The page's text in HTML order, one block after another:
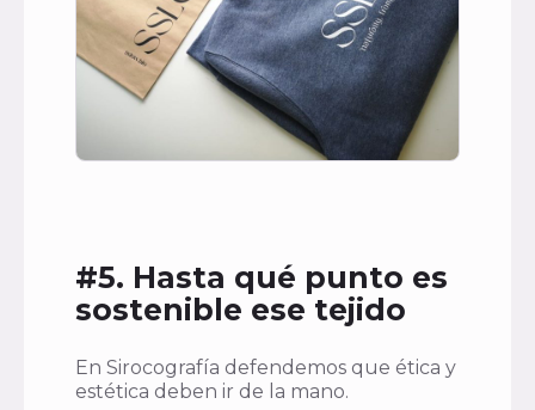
#5. Hasta qué punto es
sostenible ese tejido
En Sirocografía defendemos que ética y
estética deben ir de la mano.